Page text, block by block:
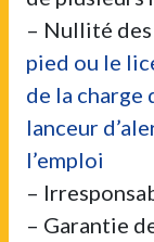
– Nullité
pied ou le
de la charge
lanceur
l’emploi
–
– Garantie